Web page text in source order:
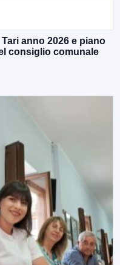
anno 2026 e piano
consiglio comunale